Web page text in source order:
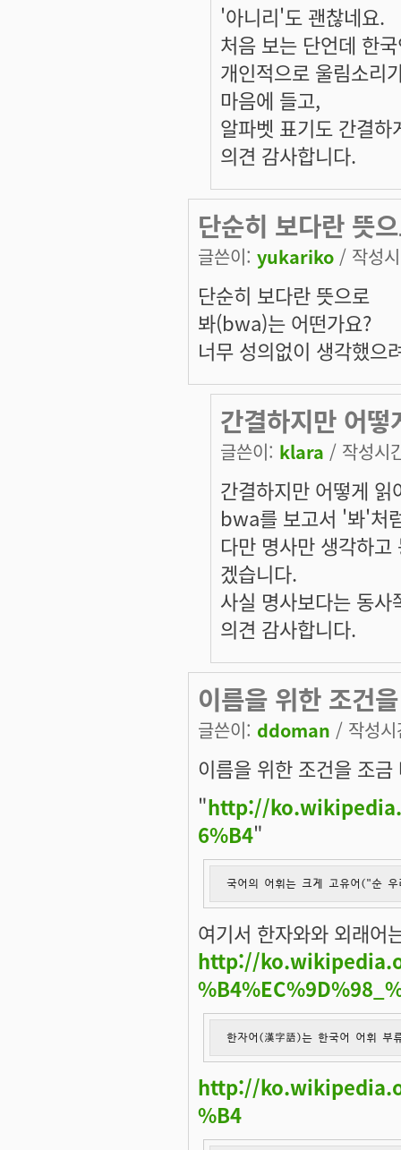
'아니리'도 괜찮네요.
처음 보는 단언데 한
개인적으로 울림소리
마음에 들고,
알파벳 표기도 간결
의견 감사합니다.
단순히 보다란 뜻
글쓴이: yukariko / 작성
단순히 보다란 뜻으로
봐(bwa)는 어떤가요?
너무 성의없이 생각했으
간결하지만 어
글쓴이: klara / 작성시
간결하지만 어떻게
bwa를 보고서 '봐'처
다만 명사만 생각하
겠습니다.
사실 명사보다는 동
의견 감사합니다.
이름을 위한 조건
글쓴이: ddoman / 작성
이름을 위한 조건을 조
"http://
6%B4"
국어의 어휘는 크게 고유어("순
여기서 한자와와 외래어
http://
한자어(漢字語)는 한국어 어휘 부
http://
%B4